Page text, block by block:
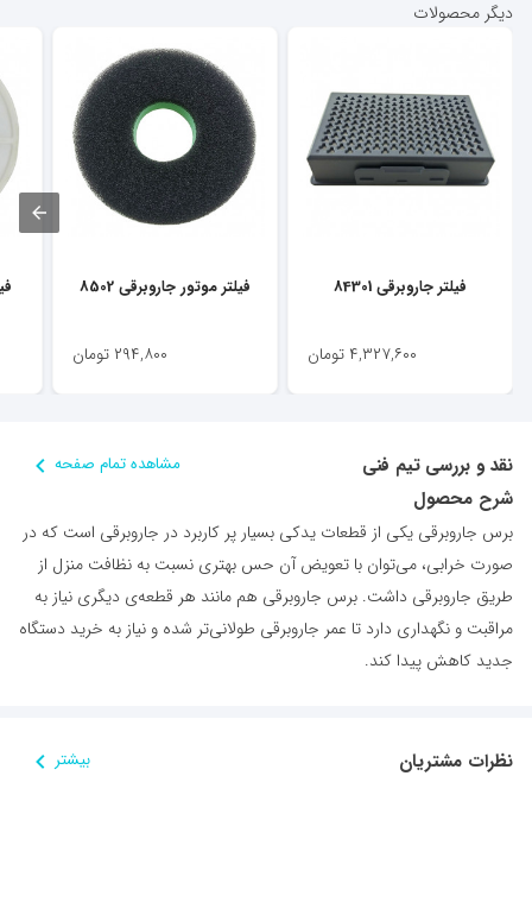
دیگر محصولات
فیلتر جاروبرقی 84301
۴,۳۲۷,۶۰۰ تومان
فیلتر موتور جاروبرقی 8502
۲۹۴,۸۰۰ تومان
نقد و بررسی تیم فنی مشاهده تمام صفحه
شرح محصول
برس جاروبرقی یکی از قطعات یدکی بسیار پر کاربرد در جاروبرقی است که در
صورت خرابی، می‌توان با تعویض آن حس بهتری نسبت به نظافت منزل از
طریق جاروبرقی داشت. برس جاروبرقی هم مانند هر قطعه‌ی دیگری نیاز به
مراقبت و نگهداری دارد تا عمر جاروبرقی طولانی‌تر شده و نیاز به خرید دستگاه
جدید کاهش پیدا کند.
نظرات مشتریان بیشتر